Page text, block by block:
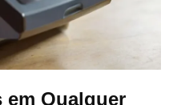
em Qualquer